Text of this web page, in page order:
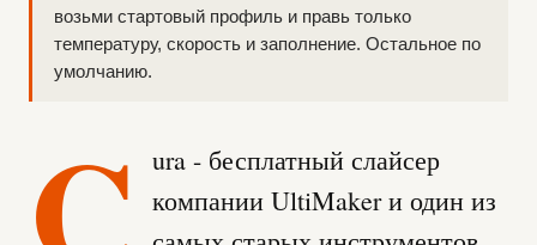
возьми стартовый профиль и правь только
температуру, скорость и заполнение. Остальное по
умолчанию.
ura - бесплатный слайсер
компании UltiMaker и один из